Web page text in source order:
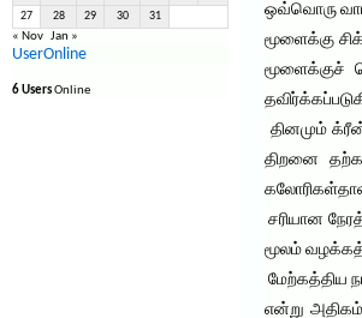
27 28 29 30 31
« Nov Jan »
UserOnline
6 UsersOnline
ஒவ்வொரு
மூளைக்கு
மூளைக்குச்
தினமும்
திறனை
சரியான
மூலம்
மேற்கத்திய
என்று